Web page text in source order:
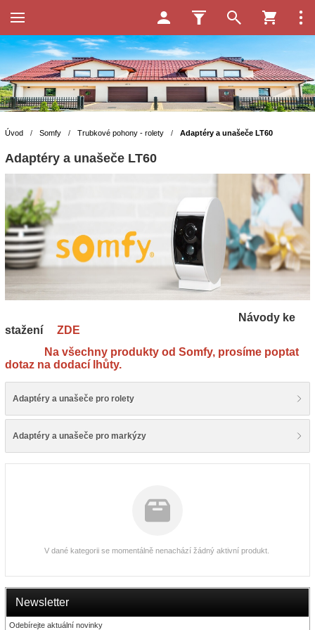
Newsletter
Odebírejte aktuální novinky
Úvod / Somfy / Trubkové pohony - rolety / Adaptéry a unašeče LT60
Adaptéry a unašeče LT60
Návody ke
stažení ZDE
Na všechny produkty od Somfy, prosíme poptat
dotaz na dodací lhůty.
Adaptéry a unašeče pro rolety
Adaptéry a unašeče pro markýzy
V dané kategorii se momentálně nenachází žádný aktivní produkt.